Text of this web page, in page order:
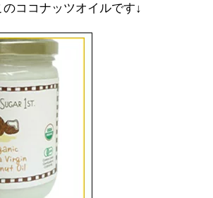
ココナッツオイルです↓